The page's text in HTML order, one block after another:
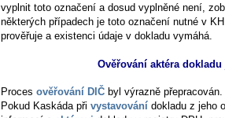
vyplnit toto označení a dosud vyplněné není,
některých případech je toto označení nutné v
prověřuje a existenci údaje v dokladu vymáhá.
Ověřování aktéra dokladu
Proces ověřování DIČ byl výrazně přepracován.
Pokud Kaskáda při vystavování dokladu z jeho